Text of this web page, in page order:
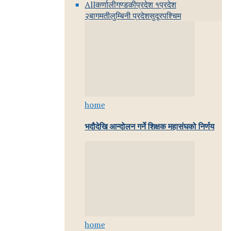
Allकर्णालीगण्डकीप्रदेश १प्रदेश
२बागमतीलुम्बिनी प्रदेशसुदूरपश्चिम
home
भदौदेखि आन्दोलन गर्ने शिक्षक महासंघको निर्णय
home